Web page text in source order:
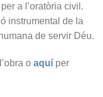
a l’oratòria civil.
instrumental de la
de servir Déu.
o aquí per